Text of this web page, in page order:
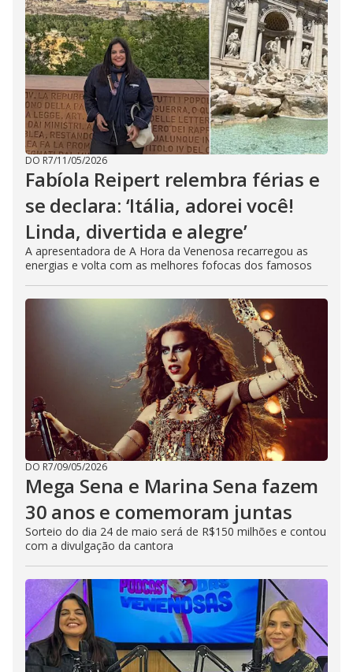
DO R7/11/05/2026
Fabíola Reipert relembra férias e
se declara: ‘Itália, adorei você!
Linda, divertida e alegre’
A apresentadora de A Hora da Venenosa recarregou as
energias e volta com as melhores fofocas dos famosos
DO R7/09/05/2026
Mega Sena e Marina Sena fazem
30 anos e comemoram juntas
Sorteio do dia 24 de maio será de R$150 milhões e contou
com a divulgação da cantora